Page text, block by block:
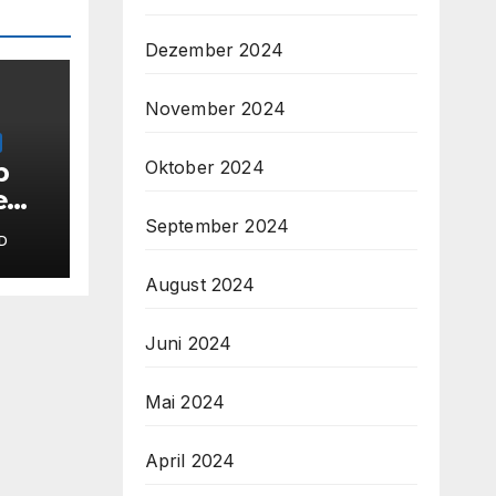
Dezember 2024
November 2024
Oktober 2024
September 2024
August 2024
Juni 2024
Mai 2024
April 2024